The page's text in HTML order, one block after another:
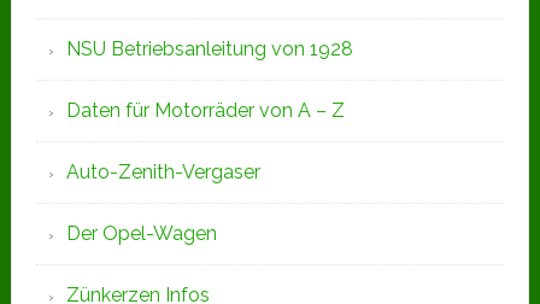
NSU Betriebsanleitung von 1928
Daten für Motorräder von A – Z
Auto-Zenith-Vergaser
Der Opel-Wagen
Zünkerzen Infos